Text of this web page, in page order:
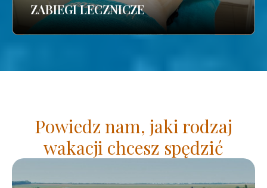
ZABIEGI LECZNICZE
Powiedz nam, jaki rodzaj
wakacji chcesz spędzić